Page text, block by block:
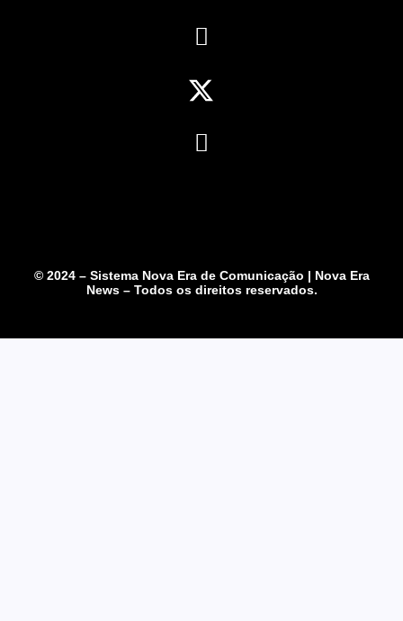
© 2024 – Sistema Nova Era de Comunicação | Nova Era
News – Todos os direitos reservados.